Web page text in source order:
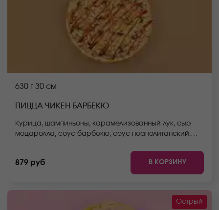
630 г 30 см
ПИЦЦА ЧИКЕН БАРБЕКЮ
Курица, шампиньоны, карамелизованный лук, сыр
моцарелла, соус барбекю, соус неаполитанский,
879 руб В КОРЗИНУ
Острый